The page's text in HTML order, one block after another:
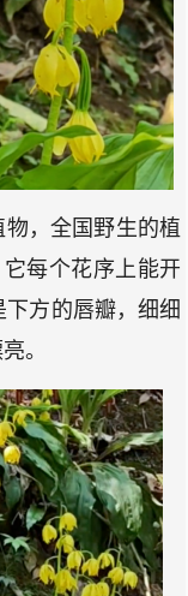
，全国野生的植
每个花序上能开
方的唇瓣，细细
。